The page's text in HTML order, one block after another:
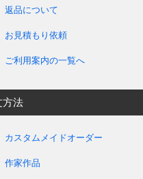
返品について
お見積もり依頼
ご利用案内の一覧へ
方法
カスタムメイドオーダー
作家作品